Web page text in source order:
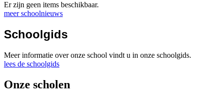
Er zijn geen items beschikbaar.
meer schoolnieuws
Schoolgids
Meer informatie over onze school vindt u in onze schoolgids.
lees de schoolgids
Onze scholen